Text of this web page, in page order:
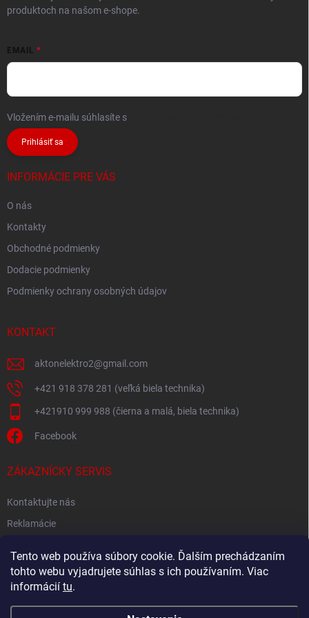
Tento web používa súbory cookie. Ďalším prechádzaním
tohto webu vyjadrujete súhlas s ich používaním. Viac
informácií tu.
produktoch na našom e-shope.
EMAIL
Vložením e-mailu súhlasíte s
Prihlásiť sa
INFORMÁCIE PRE VÁS
O nás
Kontakty
Obchodné podmienky
Dodacie podmienky
Podmienky ochrany osobných údajov
KONTAKT
aktonelektro2@gmail.com
+421 918 378 281 (veľká biela technika)
+421910 999 988 (čierna a malá, biela technika)
Facebook
ZÁKAZNÍCKY SERVIS
Kontaktujte nás
Reklamácie